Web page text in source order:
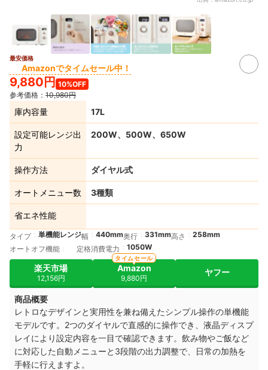
最安価格
Amazonでタイムセール中！
9,880円 10%OFF
参考価格： 10,980円
庫内容量 17L
設定可能レンジ出
力
200W、500W、650W
操作方法 ダイヤル式
オートメニュー数 3種類
省エネ性能
タイプ 単機能レンジ幅 440mm奥行 331mm高さ
258mm
オートオフ機能
定格消費電力 1050W
楽天市場
12,156円
Amazon
9,880円
タイムセール
ヤフー
商品概要
レトロなデザインと実用性を兼ね備えたシンプル操作の単機能
モデルです。2つのダイヤルで直感的に操作でき、液晶ディスプ
レイにより設定内容を一目で確認できます。飲み物やご飯など
に対応した自動メニューと3段階の出力調整で、日常の加熱を
手軽に行えますよ。